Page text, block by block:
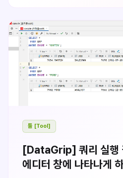
세명이기에 세개의 행이 출력되었
목록이번에는 10번부서 뿐만 아니
출력해 보도록 하겠습니다.
있을것입니다.SELECT..
툴 [Tool]
[DataGrip] 쿼리 실행
에디터 창에 나타나게 하